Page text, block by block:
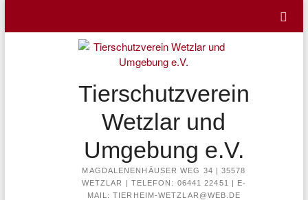
content
Tierschutzverein
Wetzlar und
Umgebung e.V.
MAGDALENENHÄUSER WEG 34 | 35578
WETZLAR | TELEFON: 06441 22451 | E-
MAIL: TIERHEIM-WETZLAR@WEB.DE